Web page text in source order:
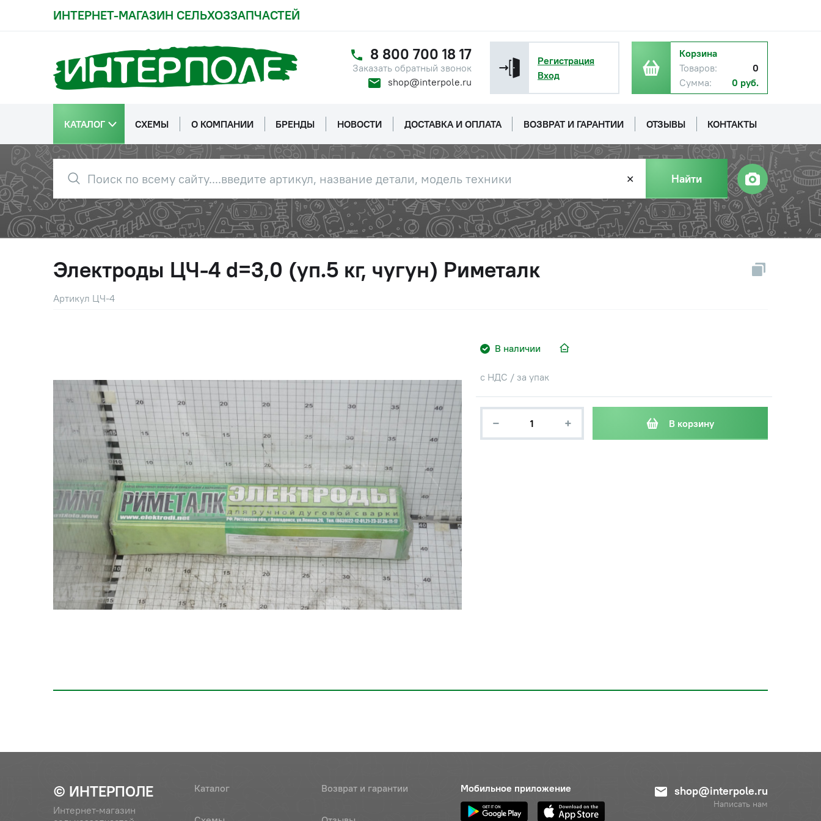
ИНТЕРНЕТ-МАГАЗИН СЕЛЬХОЗЗАПЧАСТЕЙ
8 800 700 18 17
Заказать обратный звонок
shop@interpole.ru
Регистрация
Вход
Корзина
Товаров:
0
Сумма:
0 руб.
КАТАЛОГ СХЕМЫ О КОМПАНИИ БРЕНДЫ НОВОСТИ ДОСТАВКА И ОПЛАТА ВОЗВРАТ И ГАРАНТИИ ОТЗЫВЫ КОНТАКТЫ
✕ Найти
Электроды ЦЧ-4 d=3,0 (уп.5 кг, чугун) Риметалк
Артикул ЦЧ-4
В наличии
с НДС / за упак
− + В корзину
© ИНТЕРПОЛЕ
Интернет-магазин
Каталог Возврат и гарантии Мобильное приложение shop@interpole.ru
Написать нам